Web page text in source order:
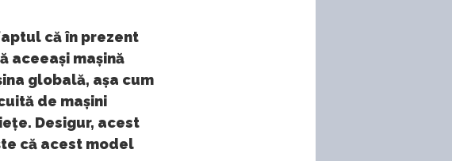
că în prezent
aceeași mașină
globală, așa cum
de mașini
Desigur, acest
că acest model